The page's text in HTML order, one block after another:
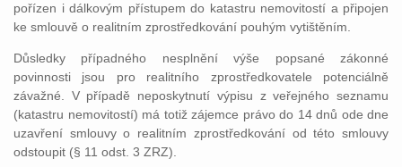
pořízen i dálkovým přístupem do katastru nemovitostí a připojen
ke smlouvě o realitním zprostředkování pouhým vytištěním.
Důsledky případného nesplnění výše popsané zákonné
povinnosti jsou pro realitního zprostředkovatele potenciálně
závažné. V případě neposkytnutí výpisu z veřejného seznamu
(katastru nemovitostí) má totiž zájemce právo do 14 dnů ode dne
uzavření smlouvy o realitním zprostředkování od této smlouvy
odstoupit (§ 11 odst. 3 ZRZ).